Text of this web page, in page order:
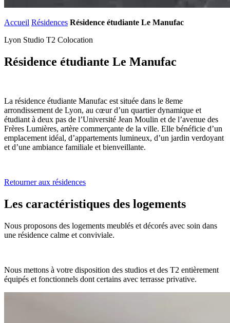
Accueil Résidences Résidence étudiante Le Manufac
Lyon Studio T2 Colocation
Résidence étudiante Le Manufac
La résidence étudiante Manufac est située dans le 8eme
arrondissement de Lyon, au cœur d’un quartier dynamique et
étudiant à deux pas de l’Université Jean Moulin et de l’avenue des
Frères Lumières, artère commerçante de la ville. Elle bénéficie d’un
emplacement idéal, d’appartements lumineux, d’un jardin verdoyant
et d’une ambiance familiale et bienveillante.
Retourner aux résidences
Les caractéristiques des logements
Nous proposons des logements meublés et décorés avec soin dans
une résidence calme et conviviale.
Nous mettons à votre disposition des studios et des T2 entièrement
équipés et fonctionnels dont certains avec terrasse privative.